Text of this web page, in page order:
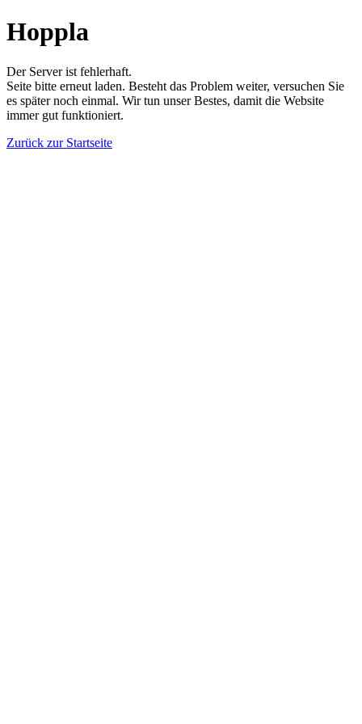
Hoppla
Der Server ist fehlerhaft.
Seite bitte erneut laden. Besteht das Problem weiter, versuchen Sie
es später noch einmal. Wir tun unser Bestes, damit die Website
immer gut funktioniert.
Zurück zur Startseite